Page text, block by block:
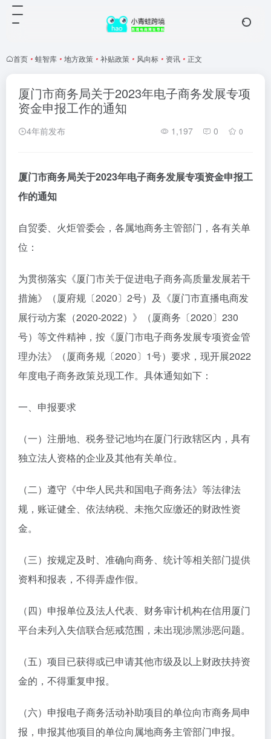
首页 • 蛙智库 • 地方政策 • 补贴政策 • 风向标 • 资讯 • 正文
厦门市商务局关于2023年电子商务发展专项
资金申报工作的通知
4年前发布 1,197 0 0
厦门市商务局关于2023年电子商务发展专项资金申报工
作的通知
自贸委、火炬管委会，各属地商务主管部门，各有关单
位：
为贯彻落实《厦门市关于促进电子商务高质量发展若干
措施》（厦府规〔2020〕2号）及《厦门市直播电商发
展行动方案（2020-2022）》（厦商务〔2020〕230
号）等文件精神，按《厦门市电子商务发展专项资金管
理办法》（厦商务规〔2020〕1号）要求，现开展2022
年度电子商务政策兑现工作。具体通知如下：
一、申报要求
（一）注册地、税务登记地均在厦门行政辖区内，具有
独立法人资格的企业及其他有关单位。
（二）遵守《中华人民共和国电子商务法》等法律法
规，账证健全、依法纳税、未拖欠应缴还的财政性资
金。
（三）按规定及时、准确向商务、统计等相关部门提供
资料和报表，不得弄虚作假。
（四）申报单位及法人代表、财务审计机构在信用厦门
平台未列入失信联合惩戒范围，未出现涉黑涉恶问题。
（五）项目已获得或已申请其他市级及以上财政扶持资
金的，不得重复申报。
（六）申报电子商务活动补助项目的单位向市商务局申
报，申报其他项目的单位向属地商务主管部门申报。